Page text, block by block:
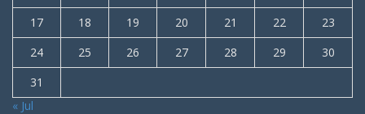
17
18 19 20 21 22
23
24
25 26 27 28 29
30
31
« Jul